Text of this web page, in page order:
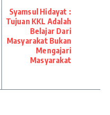
Syamsul Hidayat :
Tujuan KKL Adalah
Belajar Dari
Masyarakat Bukan
Mengajari
Masyarakat